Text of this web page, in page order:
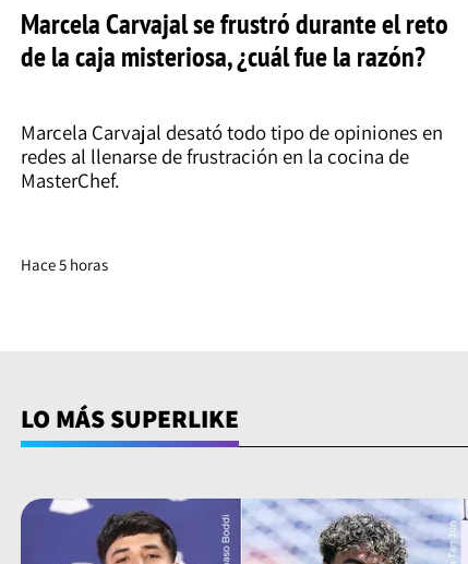
Marcela Carvajal se frustró durante el reto
de la caja misteriosa, ¿cuál fue la razón?
Marcela Carvajal desató todo tipo de opiniones en
redes al llenarse de frustración en la cocina de
MasterChef.
Hace 5 horas
LO MÁS SUPERLIKE